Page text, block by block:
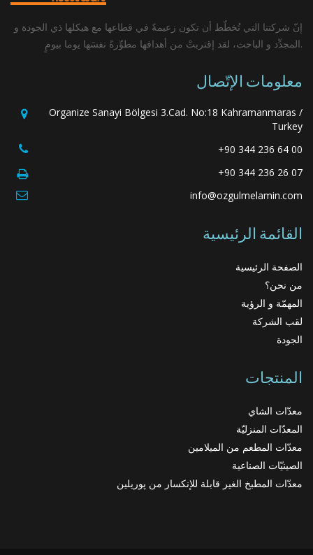
إنّ شركتنا التي تُخطّط أن تكون زعيمةً في قطاعها مع هيكلها ذي الجودة و
المجدِّد و الباحث، لقد إقتربتْ من أهدافها مطوِّرةً نفسَها يوما بيومٍ.
معلومات الإتّصال
Organize Sanayi Bölgesi 3.Cad. No:18 Kahramanmaras /
Turkey
+90 344 236 64 00
+90 344 236 26 07
info@ozgulmelamin.com
القائمة الرئيسية
الصفحة الرئيسية
من نحن؟
المهمّة و الرؤية
لقب الشركة
الجودة
المنتجات
معدّات الشاي
المعدّات المنزليّة
معدّات المطعم من الميلامين
الصينيّات الصناعية
معدّات المطبخ الغير قابلة للإنكسار من پوريلين